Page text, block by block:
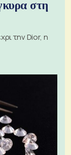
στη
την Dior, η